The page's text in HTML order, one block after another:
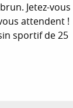
Jetez-vous
attendent !
sportif de 25